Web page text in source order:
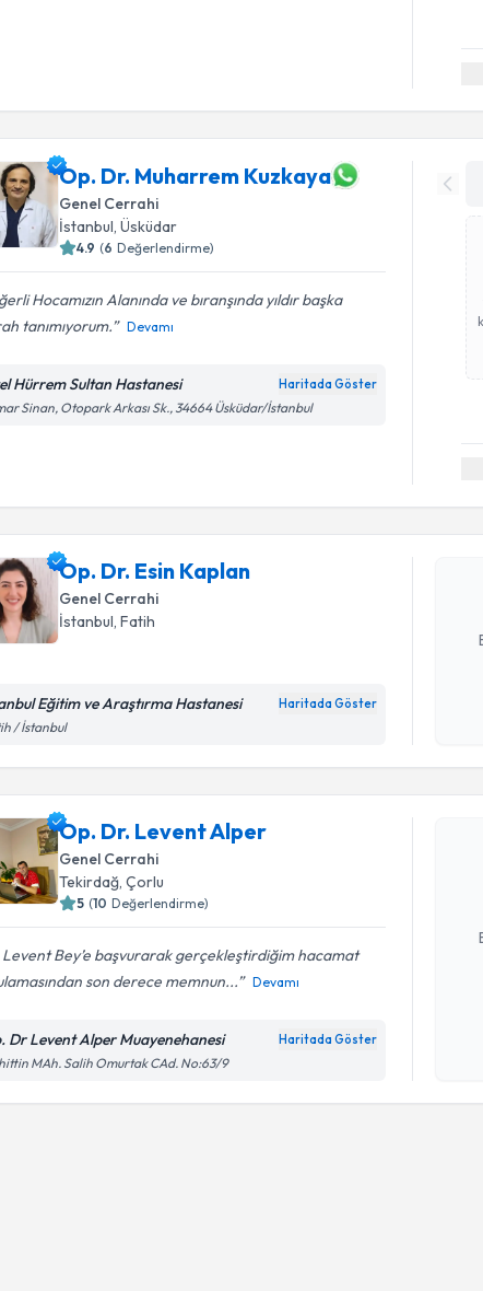
Op. Dr. Muharrem Kuzkaya
Genel Cerrahi
İstanbul, Üsküdar
4.9 (6 Değerlendirme)
Hocamızın Alanında ve bıranşında yıldır başka
tanımıyorum.‍️
Devamı
Hürrem Sultan Hastanesi Haritada Göster
Sinan, Otopark Arkası Sk., 34664 Üsküdar/İstanbul
Op. Dr. Esin Kaplan
Genel Cerrahi
İstanbul , Fatih
Eğitim ve Araştırma Hastanesi Haritada Göster
/ İstanbul
Op. Dr. Levent Alper
Genel Cerrahi
Tekirdağ , Çorlu
5 (10 Değerlendirme)
Bey’e başvurarak gerçekleştirdiğim hacamat
son derece memnun...
Devamı
Dr Levent Alper Muayenehanesi Haritada Göster
MAh. Salih Omurtak CAd. No:63/9
Op. Dr.